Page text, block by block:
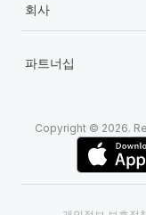
회사
파트너십
Copyright © 2026.